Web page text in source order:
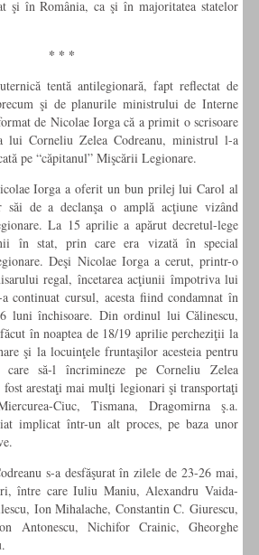
şi în România, ca şi în majoritatea statelor
* * *
tentă antilegionară, fapt reflectat de
şi de planurile ministrului de Interne
de Nicolae Iorga că a primit o scrisoare
lui Corneliu Zelea Codreanu, ministrul l-a
pe “căpitanul” Mişcării Legionare.
Iorga a oferit un bun prilej lui Carol al
de a declanşa o amplă acţiune vizând
La 15 aprilie a apărut decretul-lege
în stat, prin care era vizată în special
Deşi Nicolae Iorga a cerut, printr-o
regal, încetarea acţiunii împotriva lui
continuat cursul, acesta fiind condamnat în
luni închisoare. Din ordinul lui Călinescu,
în noaptea de 18/19 aprilie percheziţii la
şi la locuinţele fruntaşilor acesteia pentru
să-l încrimineze pe Corneliu Zelea
fost arestaţi mai mulţi legionari şi transportaţi
Ciuc, Tismana, Dragomirna ş.a.
implicat într-un alt proces, pe baza unor
s-a desfăşurat în zilele de 23-26 mai,
între care Iuliu Maniu, Alexandru Vaida-
Ion Mihalache, Constantin C. Giurescu,
Antonescu, Nichifor Crainic, Gheorghe